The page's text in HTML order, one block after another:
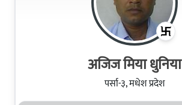
अजिज मिया धुनिया
पर्सा-३, मधेश प्रदेश